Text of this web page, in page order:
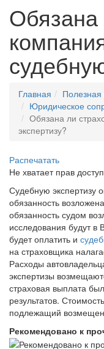
Обязана
Главная
Юридическое
Обязана ли
экспертизу?
Распечатать
Не хватает прав
Судебную экспертизу
обязанность
обязанность судом
исследования будут в
будет оплатить и
на страховщика
Расходы
экспертизы
страховая выплата
результатов.
подлежащий
Рекомендовано к